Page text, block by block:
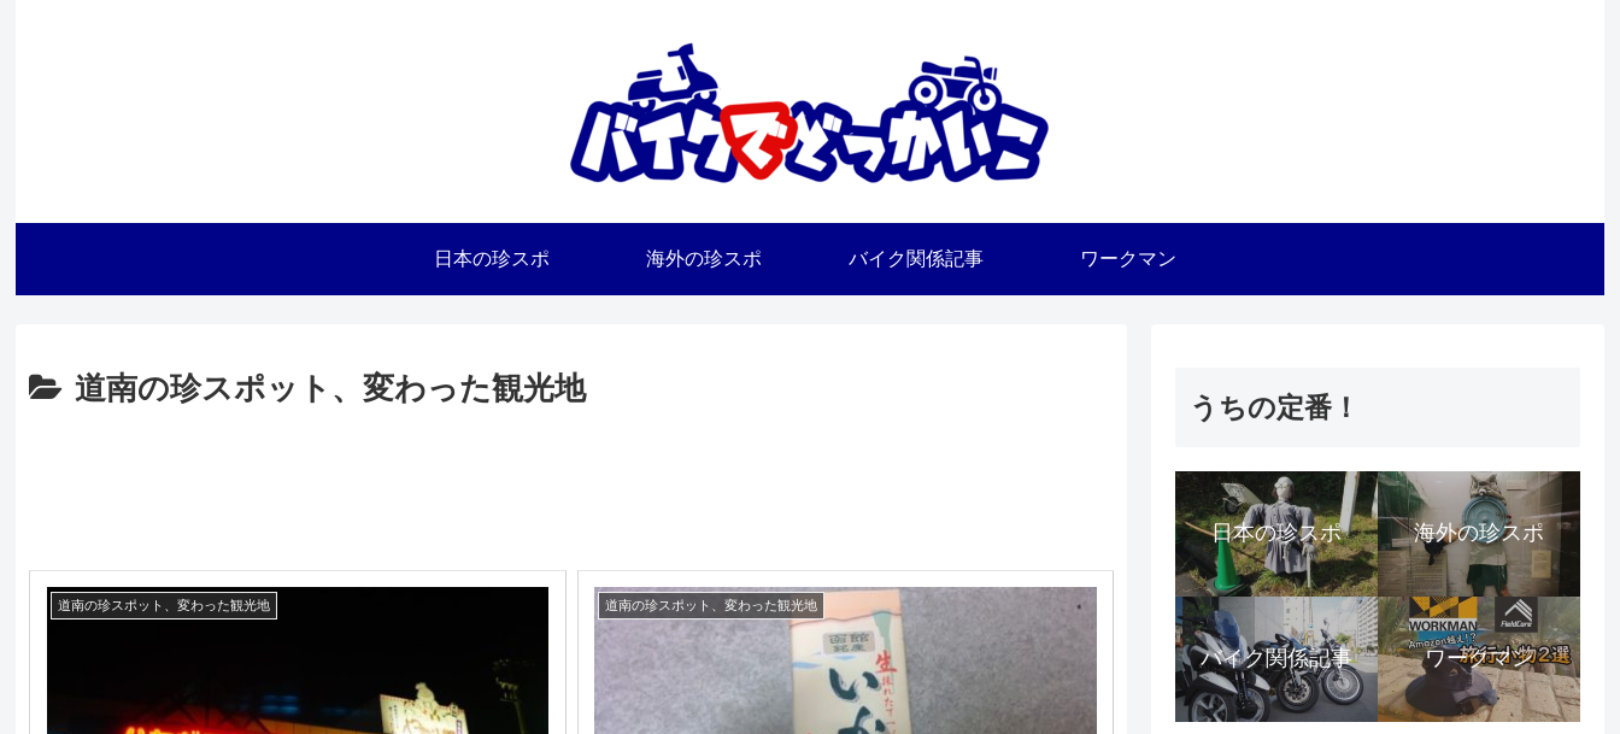
日本の珍スポ 海外の珍スポ バイク関係記事 ワークマン
道南の珍スポット、変わった観光地
道南の珍スポット、変わった観光地 道南の珍スポット、変わった観光地
うちの定番！
日本の珍スポ 海外の珍スポ
バイク関係記事 ワークマン